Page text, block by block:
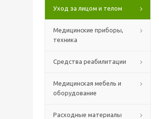
Уход за лицом и телом
Медицинские приборы,
техника
Средства реабилитации
Медицинская мебель и
оборудование
Расходные материалы